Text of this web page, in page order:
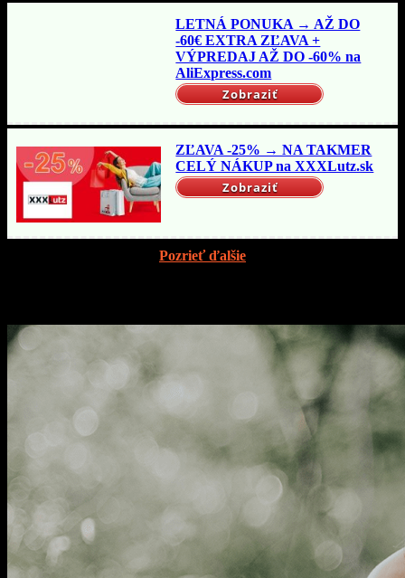
LETNÁ PONUKA → AŽ DO
-60€ EXTRA ZĽAVA +
VÝPREDAJ AŽ DO -60% na
AliExpress.com
Zobraziť
ZĽAVA -25% → NA TAKMER
CELÝ NÁKUP na XXXLutz.sk
Zobraziť
Pozrieť ďalšie